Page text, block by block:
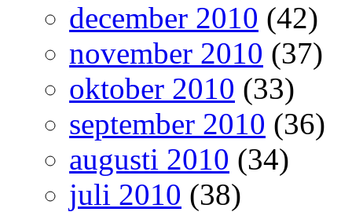
december 2010 (42)
november 2010 (37)
oktober 2010 (33)
september 2010 (36)
augusti 2010 (34)
juli 2010 (38)